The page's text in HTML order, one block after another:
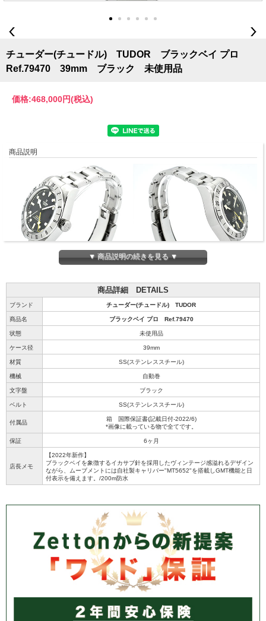
チューダー(チュードル) TUDOR ブラックベイ プロ
Ref.79470 39mm ブラック 未使用品
価格:468,000円(税込)
商品説明
▼ 商品説明の続きを見る ▼
商品詳細 DETAILS
ブランド チューダー(チュードル) TUDOR
商品名 ブラックベイ プロ Ref.79470
状態 未使用品
ケース径 39mm
材質 SS(ステンレススチール)
機械 自動巻
文字盤 ブラック
ベルト SS(ステンレススチール)
付属品
箱 国際保証書(記載日付-2022/6)
*画像に載っている物で全てです。
保証 6ヶ月
店長メモ
【2022年新作】
ブラックベイを象徴するイカサブ針を採用したヴィンテージ感溢れるデザイン
ながら、ムーブメントには自社製キャリバー"MT5652"を搭載しGMT機能と日
付表示を備えます。/200m防水